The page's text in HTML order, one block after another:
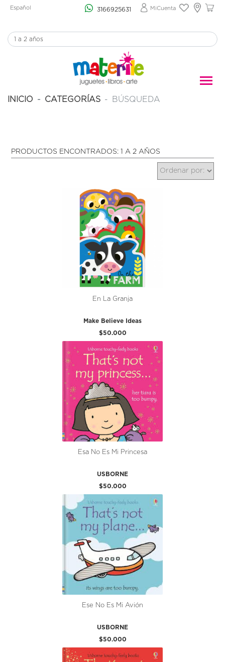
Español 3166925631 MiCuenta
INICIO CATEGORÍAS BÚSQUEDA
PRODUCTOS ENCONTRADOS: 1 A 2 AÑOS
En La Granja
Make Believe Ideas
$50.000
Esa No Es Mi Princesa
USBORNE
$50.000
Ese No Es Mi Avión
USBORNE
$50.000